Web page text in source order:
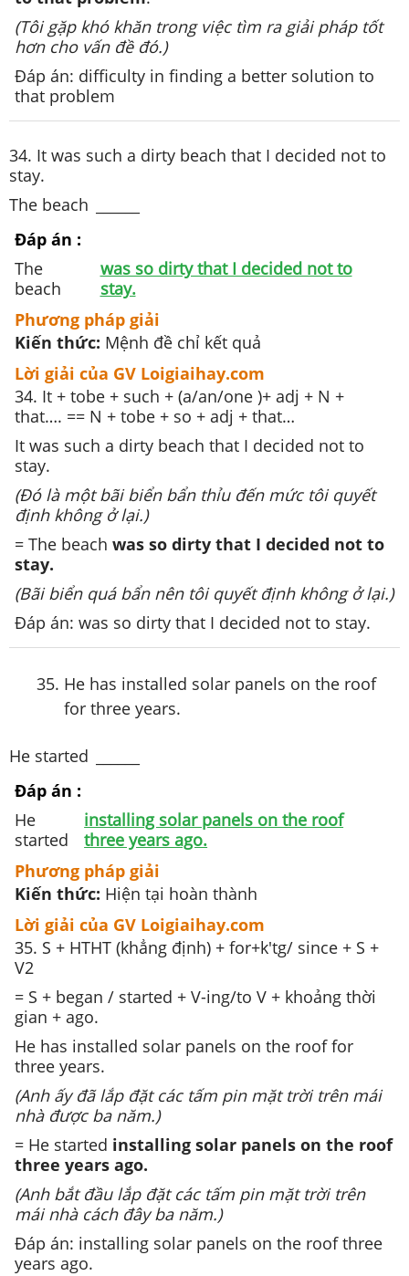
(Tôi gặp khó khăn trong việc tìm ra giải pháp tốt
hơn cho vấn đề đó.)
Đáp án: difficulty in finding a better solution to
that problem
34. It was such a dirty beach that I decided not to
stay.
The beach
Đáp án :
The
beach
was so dirty that I decided not to
stay.
Phương pháp giải
Kiến thức: Mệnh đề chỉ kết quả
Lời giải của GV Loigiaihay.com
34. It + tobe + such + (a/an/one )+ adj + N +
that…. == N + tobe + so + adj + that…
It was such a dirty beach that I decided not to
stay.
(Đó là một bãi biển bẩn thỉu đến mức tôi quyết
định không ở lại.)
= The beach was so dirty that I decided not to
stay.
(Bãi biển quá bẩn nên tôi quyết định không ở lại.)
Đáp án: was so dirty that I decided not to stay.
He has installed solar panels on the roof
for three years.
He started
Đáp án :
He
started
installing solar panels on the roof
three years ago.
Phương pháp giải
Kiến thức: Hiện tại hoàn thành
Lời giải của GV Loigiaihay.com
35. S + HTHT (khẳng định) + for+k'tg/ since + S +
V2
= S + began / started + V-ing/to V + khoảng thời
gian + ago.
He has installed solar panels on the roof for
three years.
(Anh ấy đã lắp đặt các tấm pin mặt trời trên mái
nhà được ba năm.)
= He started installing solar panels on the roof
three years ago.
(Anh bắt đầu lắp đặt các tấm pin mặt trời trên
mái nhà cách đây ba năm.)
Đáp án: installing solar panels on the roof three
years ago.